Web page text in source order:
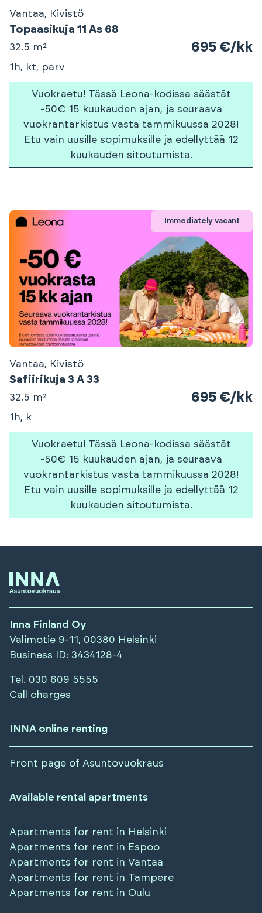
Vantaa, Kivistö
Topaasikuja 11 As 68
32.5 m² 695 €/kk
1h, kt, parv
Vuokraetu! Tässä Leona-kodissa säästät
-50€ 15 kuukauden ajan, ja seuraava
vuokrantarkistus vasta tammikuussa 2028!
Etu vain uusille sopimuksille ja edellyttää 12
kuukauden sitoutumista.
Immediately vacant
Vantaa, Kivistö
Safiirikuja 3 A 33
32.5 m² 695 €/kk
1h, k
Vuokraetu! Tässä Leona-kodissa säästät
-50€ 15 kuukauden ajan, ja seuraava
vuokrantarkistus vasta tammikuussa 2028!
Etu vain uusille sopimuksille ja edellyttää 12
kuukauden sitoutumista.
Inna Finland Oy
Valimotie 9-11, 00380 Helsinki
Business ID: 3434128-4
Tel. 030 609 5555
Call charges
INNA online renting
Front page of Asuntovuokraus
Available rental apartments
Apartments for rent in Helsinki
Apartments for rent in Espoo
Apartments for rent in Vantaa
Apartments for rent in Tampere
Apartments for rent in Oulu